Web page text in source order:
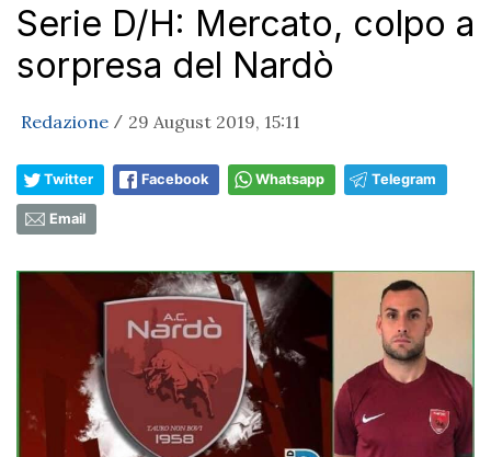
Serie D/H: Mercato, colpo a
sorpresa del Nardò
Redazione / 29 August 2019, 15:11
Twitter Facebook Whatsapp Telegram
Email